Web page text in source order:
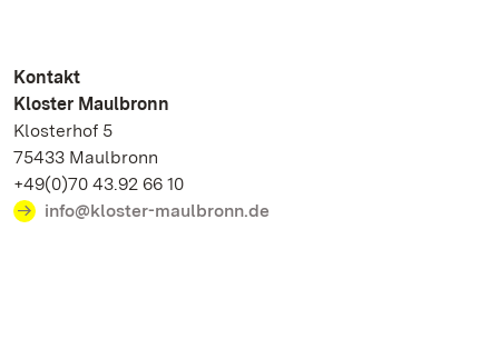
Kontakt
Kloster Maulbronn
Klosterhof 5
75433 Maulbronn
+49(0)70 43.92 66 10
info@kloster-maulbronn.de